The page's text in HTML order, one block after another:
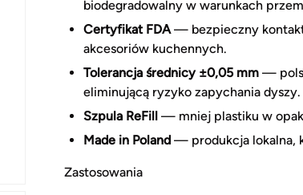
biodegradowalny w warunkach
Certyfikat FDA— bezpieczny kontakt
akcesoriów kuchennych.
Tolerancja średnicy ±0,05 mm —
eliminującą ryzyko zapychania dyszy.
Szpula ReFill — mniej plastiku w
Made in Poland — produkcja lokalna,
Zastosowania